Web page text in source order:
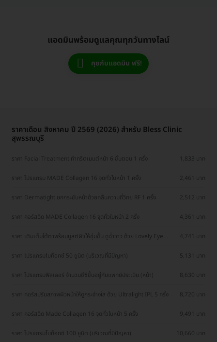
แอดมินพร้อมดูแลคุณทุกวันทางไลน์
คุยกับแอดมิน ฟรี!
ราคาเดือน สิงหาคม ปี 2569 (2026) สำหรับ Bless Clinic
สุพรรณบุรี
ราคา Facial Treatment ทำทรีตเมนต์หน้า 6 ขั้นตอน 1 ครั้ง 1,833 บาท
ราคา โปรแกรม MADE Collagen 16 จุดทั่วใบหน้า 1 ครั้ง 2,461 บาท
ราคา Dermatight ยกกระชับหน้าด้วยคลื่นความถี่วิทยุ RF 1 ครั้ง 2,512 บาท
ราคา คอร์สฉีด MADE Collagen 16 จุดทั่วใบหน้า 2 ครั้ง 4,361 บาท
ราคา เติมเต็มใต้ตาพร้อมบูสต์ผิวให้ชุ่มชื้น ดูฉ่ำวาว ด้วย Lovely Eye
4,741 บาท
ราคา โปรแกรมโบท็อกซ์ 50 ยูนิต (บริเวณที่มีปัญหา) 5,131 บาท
ราคา โปรแกรมฟิลเลอร์ จำนวนซีซีขึ้นอยู่กับแพทย์ประเมิน (หน้า) 8,630 บาท
ราคา คอร์สปรับสภาพผิวหน้าให้ดูกระจ่างใส ด้วย Ultralight IPL 5 ครั้ง 8,720 บาท
ราคา คอร์สฉีด Made Collagen 16 จุดทั่วใบหน้า 5 ครั้ง 9,491 บาท
ราคา โปรแกรมโบท็อกซ์ 100 ยูนิต (บริเวณที่มีปัญหา) 10,660 บาท